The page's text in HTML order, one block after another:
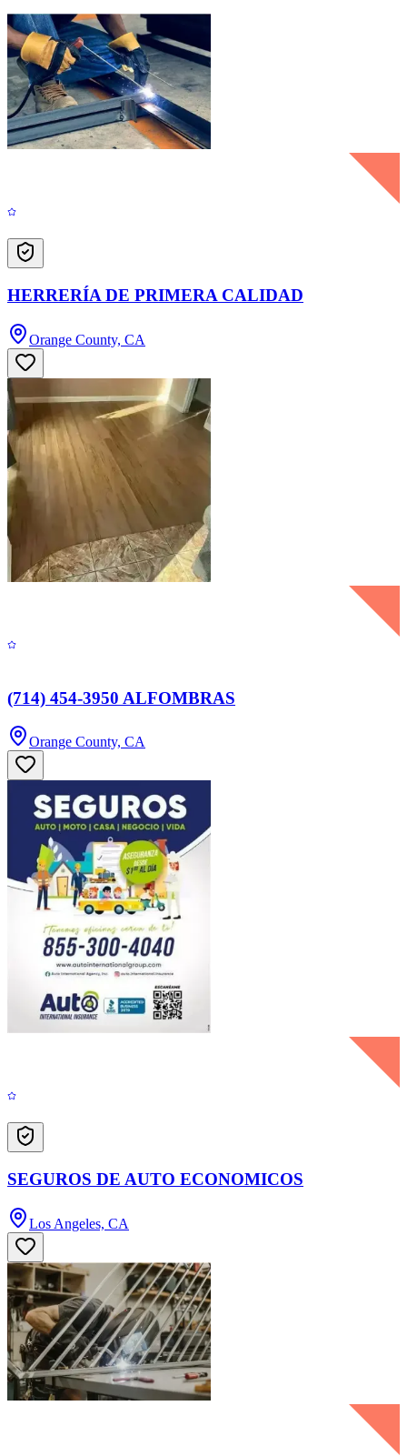
HERRERÍA DE PRIMERA CALIDAD
Orange County, CA
(714) 454-3950 ALFOMBRAS
Orange County, CA
SEGUROS DE AUTO ECONOMICOS
Los Angeles, CA